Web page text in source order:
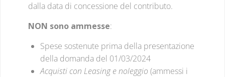
dalla data di concessione del contributo.
NON sono ammesse:
Spese sostenute prima della presentazione
della domanda del 01/03/2024
Acquisti con Leasing e noleggio (ammessi i